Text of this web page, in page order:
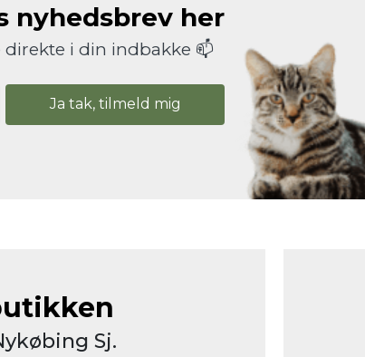
nyhedsbrev her
i din indbakke 📫
Ja tak, tilmeld mig
Sj.